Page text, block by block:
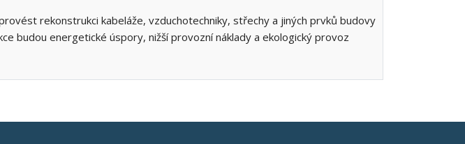
rekonstrukci kabeláže, vzduchotechniky, střechy a jiných prvků budovy
budou energetické úspory, nižší provozní náklady a ekologický provoz